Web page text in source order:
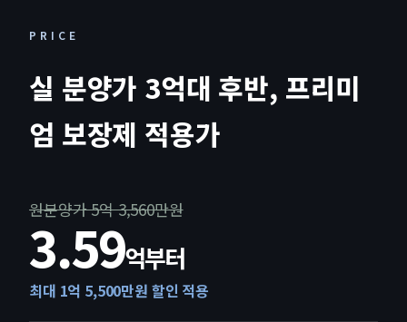
PRICE
실 분양가 3억대 후반, 프리미
엄 보장제 적용가
원분양가 5억 3,560만원
3.59억부터
최대 1억 5,500만원 할인 적용